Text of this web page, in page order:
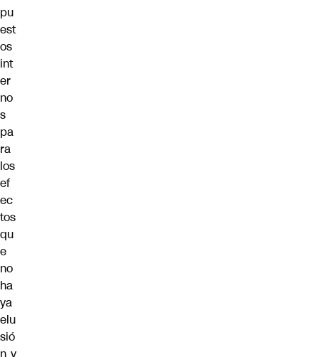
pu
est
os
int
er
no
s
pa
ra
los
ef
ec
tos
qu
e
no
ha
ya
elu
sió
n y